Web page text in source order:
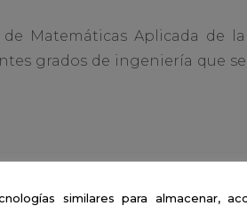
Matemáticas Aplicada de
grados de ingeniería que
similares para almacenar,